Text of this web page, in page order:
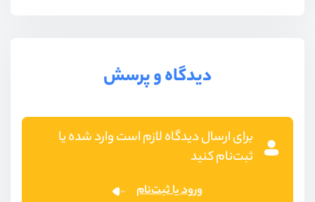
دیدگاه و پرسش
برای ارسال دیدگاه لازم است وارد شده یا
ثبت‌نام کنید
ورود یا ثبت‌نام